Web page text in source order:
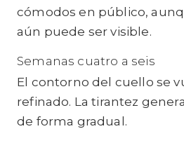
cómodos en público,
aún puede ser visible.
Semanas cuatro a seis
El contorno del cuello se
refinado. La tirantez
de forma gradual.